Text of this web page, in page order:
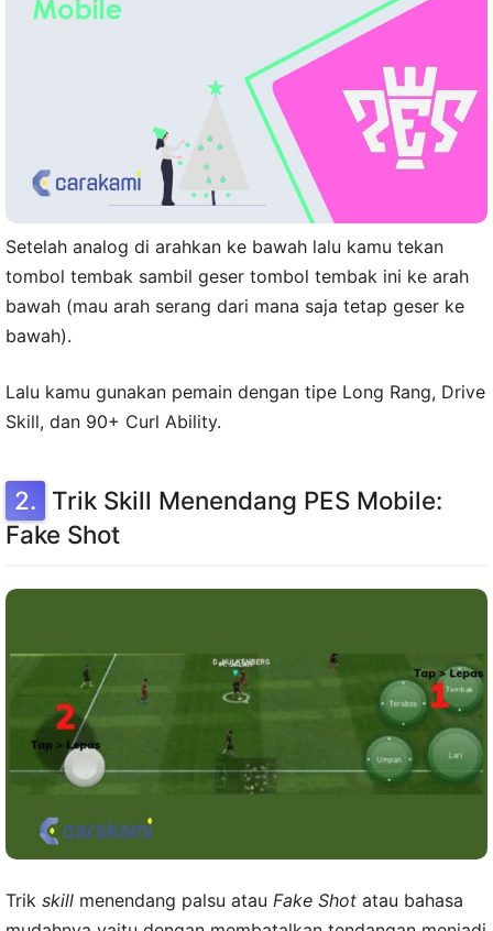
Setelah analog di arahkan ke bawah lalu kamu tekan
tombol tembak sambil geser tombol tembak ini ke arah
bawah (mau arah serang dari mana saja tetap geser ke
bawah).
Lalu kamu gunakan pemain dengan tipe Long Rang, Drive
Skill, dan 90+ Curl Ability.
Trik Skill Menendang PES Mobile:
Fake Shot
Trik skill menendang palsu atau Fake Shot atau bahasa